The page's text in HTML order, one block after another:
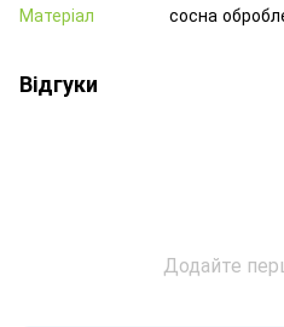
Матеріал
сосна
Відгуки
Додайте